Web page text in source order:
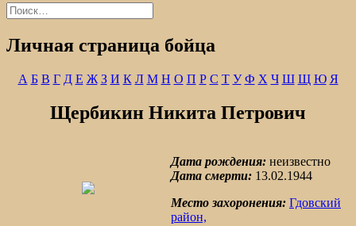
Найти:
Личная страница бойца
А Б В Г Д Е Ж З И К Л М Н О П Р С Т У Ф Х Ч Ш Щ Ю Я
Щербикин Никита Петрович
Дата рождения: неизвестно
Дата смерти: 13.02.1944
Место захоронения: Гдовский
район,